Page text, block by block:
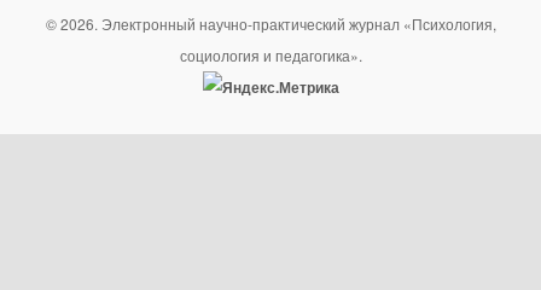
© 2026. Электронный научно-практический журнал «Психология,
социология и педагогика».